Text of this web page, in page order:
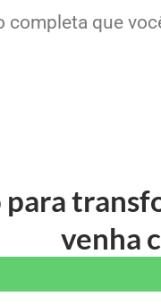
completa que
venha